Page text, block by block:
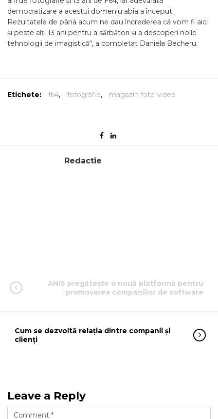
democratizare a acestui domeniu abia a început.
Rezultatele de până acum ne dau încrederea că vom fi aici
și peste alți 13 ani pentru a sărbători și a descoperi noile
tehnologii de imagistică“, a completat Daniela Becheru.
Etichete: f64, fotografie, magazin foto-video
Redactie
ANIS pregătește o nouă platformă pentru
promovarea companiilor de software
Cum se dezvoltă relația dintre companii și
clienți
Leave a Reply